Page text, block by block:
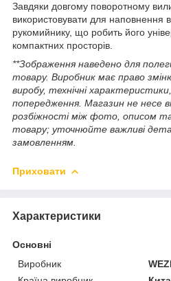
Завдяки довгому поворотному
використовувати для наповнення
рукомийнику, що робить його
компактних просторів.
**Зображення наведено для
товару. Виробник має право
виробу, технічні
попередження. Магазин не несе
розбіжності між фото, описом
товару; уточнюйте важливі
замовленням.
Приховати
Характеристики
Основні
Виробник